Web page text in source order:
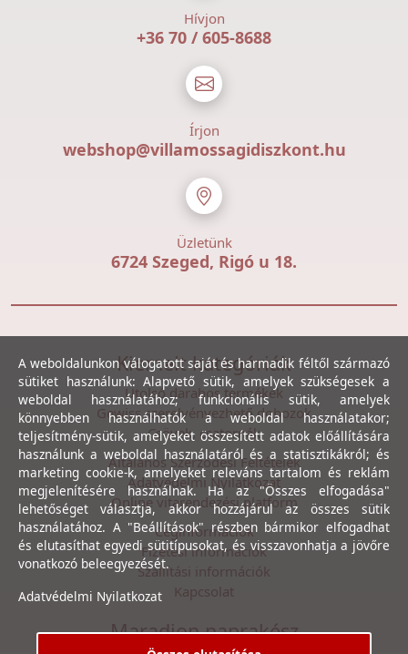
Hívjon
+36 70 / 605-8688
Írjon
webshop@villamossagidiszkont.hu
Üzletünk
6724 Szeged, Rigó u 18.
Kiemelt kategóriák
Utolsó darabos termékek
Gewiss szerelvényezhető dobozok
Csövek, csatornák
Általános Szerződési Feltételek
Adatvédelmi Nyilatkozat
Online vitarendezési platform
Céginformációk
Fizetési információk
Szállítási információk
Kapcsolat
Maradjon naprakész
A weboldalunkon válogatott saját és harmadik féltől származó
sütiket használunk: Alapvető sütik, amelyek szükségesek a
weboldal használatához; funkcionális sütik, amelyek
könnyebben használhatók a weboldal használatakor;
teljesítmény-sütik, amelyeket összesített adatok előállítására
használunk a weboldal használatáról és a statisztikákról; és
marketing cookie-k, amelyeket releváns tartalom és reklám
megjelenítésére használnak. Ha az "Összes elfogadása"
lehetőséget választja, akkor hozzájárul az összes sütik
használatához. A "Beállítások" részben bármikor elfogadhat
és elutasíthat egyedi sütitípusokat, és visszavonhatja a jövőre
vonatkozó beleegyezését.
Adatvédelmi Nyilatkozat